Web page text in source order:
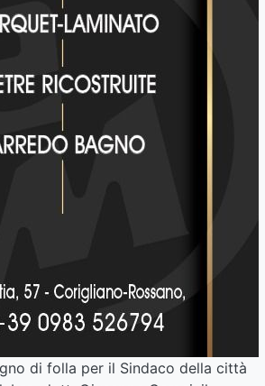
di folla per il Sindaco della città